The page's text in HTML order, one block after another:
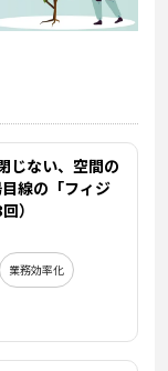
じない、空間の
線の「フィジ
）
業務効率化